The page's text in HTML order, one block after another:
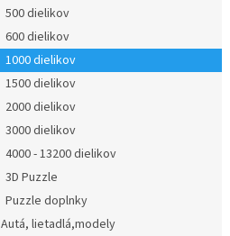
500 dielikov
600 dielikov
1000 dielikov
1500 dielikov
2000 dielikov
3000 dielikov
4000 - 13200 dielikov
3D Puzzle
Puzzle doplnky
Autá, lietadlá,modely